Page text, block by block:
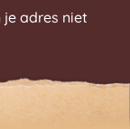
je adres niet